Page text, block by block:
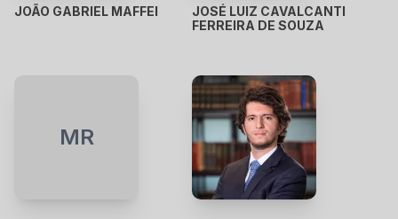
JOÃO GABRIEL MAFFEI
JOSÉ LUIZ CAVALCANTI
FERREIRA DE SOUZA
MR